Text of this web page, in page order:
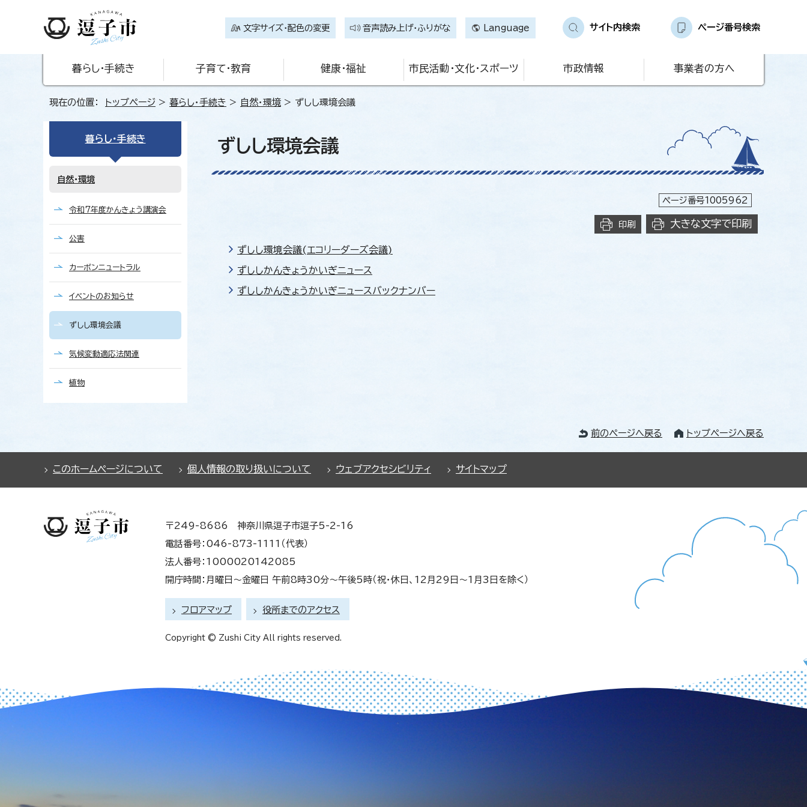
文字サイズ・配色の変更 音声読み上げ・ふりがな Language サイト内検索 ページ番号検索
暮らし・手続き 子育て・教育 健康・福祉 市民活動・文化・スポーツ 市政情報 事業者の方へ
現在の位置： トップページ > 暮らし・手続き > 自然・環境 > ずしし環境会議
ずしし環境会議
ページ番号1005962
印刷 大きな文字で印刷
ずしし環境会議(エコリーダーズ会議)
ずししかんきょうかいぎニュース
ずししかんきょうかいぎニュースバックナンバー
暮らし・手続き
自然・環境
令和7年度かんきょう講演会
公害
カーボンニュートラル
イベントのお知らせ
ずしし環境会議
気候変動適応法関連
植物
前のページへ戻る トップページへ戻る
このホームページについて 個人情報の取り扱いについて ウェブアクセシビリティ サイトマップ
〒249-8686 神奈川県逗子市逗子5-2-16
電話番号：046-873-1111（代表）
法人番号：1000020142085
開庁時間：月曜日～金曜日 午前8時30分～午後5時（祝・休日、12月29日～1月3日を除く）
フロアマップ 役所までのアクセス
Copyright © Zushi City All rights reserved.